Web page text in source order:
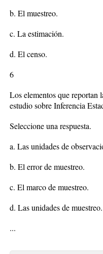
b. El muestreo.
c. La estimación.
d. El censo.
6
Los elementos que reportan
estudio sobre Inferencia
Seleccione una respuesta.
a. Las unidades de
b. El error de muestreo.
c. El marco de muestreo.
d. Las unidades de muestreo.
...